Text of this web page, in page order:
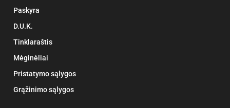
Paskyra
D.U.K.
Tinklaraštis
Mėginėliai
Pristatymo sąlygos
Grąžinimo sąlygos